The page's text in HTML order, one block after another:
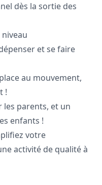
dès la sortie des
niveau
et se faire
au mouvement,
!
les parents, et un
enfants !
votre
activité de qualité à